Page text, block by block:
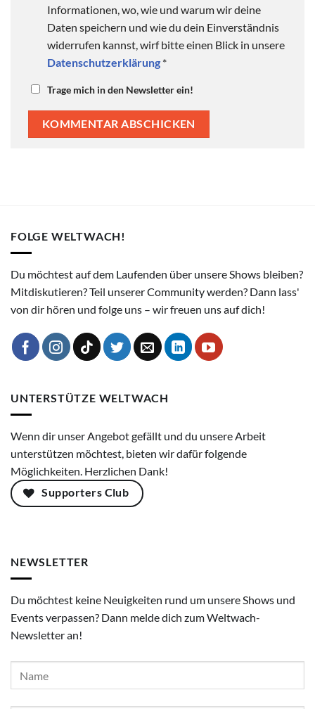
Informationen, wo, wie und warum wir deine
Daten speichern und wie du dein Einverständnis
widerrufen kannst, wirf bitte einen Blick in unsere
Datenschutzerklärung *
Trage mich in den Newsletter ein!
FOLGE WELTWACH!
Du möchtest auf dem Laufenden über unsere Shows bleiben?
Mitdiskutieren? Teil unserer Community werden? Dann lass'
von dir hören und folge uns – wir freuen uns auf dich!
UNTERSTÜTZE WELTWACH
Wenn dir unser Angebot gefällt und du unsere Arbeit
unterstützen möchtest, bieten wir dafür folgende
Möglichkeiten. Herzlichen Dank!
Supporters Club
NEWSLETTER
Du möchtest keine Neuigkeiten rund um unsere Shows und
Events verpassen? Dann melde dich zum Weltwach-
Newsletter an!